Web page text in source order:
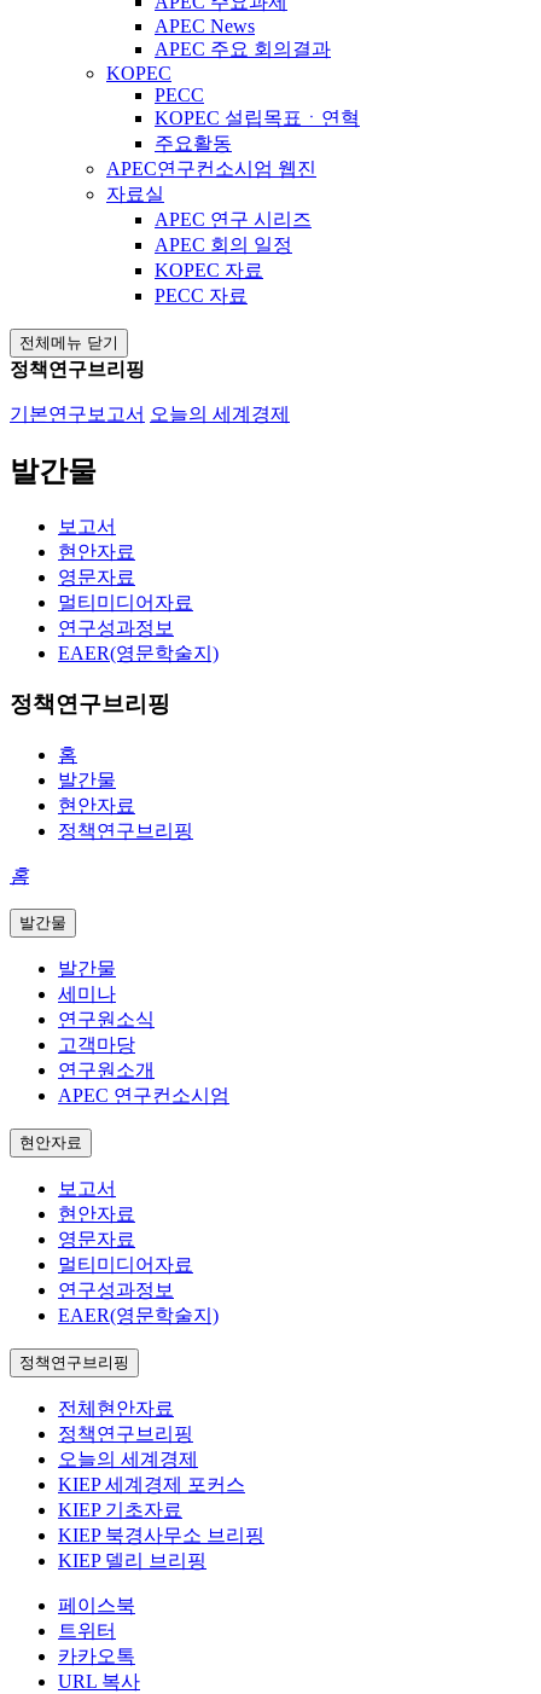
APEC News
APEC 주요 회의결과
KOPEC
PECC
KOPEC 설립목표ㆍ연혁
주요활동
APEC연구컨소시엄 웹진
자료실
APEC 연구 시리즈
APEC 회의 일정
KOPEC 자료
PECC 자료
전체메뉴 닫기
정책연구브리핑
기본연구보고서 오늘의 세계경제
발간물
보고서
현안자료
영문자료
멀티미디어자료
연구성과정보
EAER(영문학술지)
정책연구브리핑
홈
발간물
현안자료
정책연구브리핑
홈
발간물
발간물
세미나
연구원소식
고객마당
연구원소개
APEC 연구컨소시엄
현안자료
보고서
현안자료
영문자료
멀티미디어자료
연구성과정보
EAER(영문학술지)
정책연구브리핑
전체현안자료
정책연구브리핑
오늘의 세계경제
KIEP 세계경제 포커스
KIEP 기초자료
KIEP 북경사무소 브리핑
KIEP 델리 브리핑
페이스북
트위터
카카오톡
URL 복사